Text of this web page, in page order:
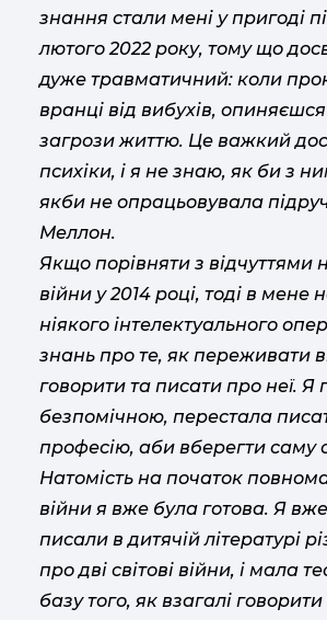
знання стали мені у пригоді
лютого 2022 року, тому що
дуже травматичний: коли
вранці від вибухів, опиняєшся
загрози життю. Це важкий
психіки, і я не знаю, як би з
якби не опрацьовувала
Меллон.
Якщо порівняти з відчуттями
війни у 2014 році, тоді в мене
ніякого інтелектуального
знань про те, як переживати
говорити та писати про неї. Я
безпомічною, перестала
професію, аби вберегти саму
Натомість на початок
війни я вже була готова. Я
писали в дитячій літературі
про дві світові війни, і мала
базу того, як взагалі